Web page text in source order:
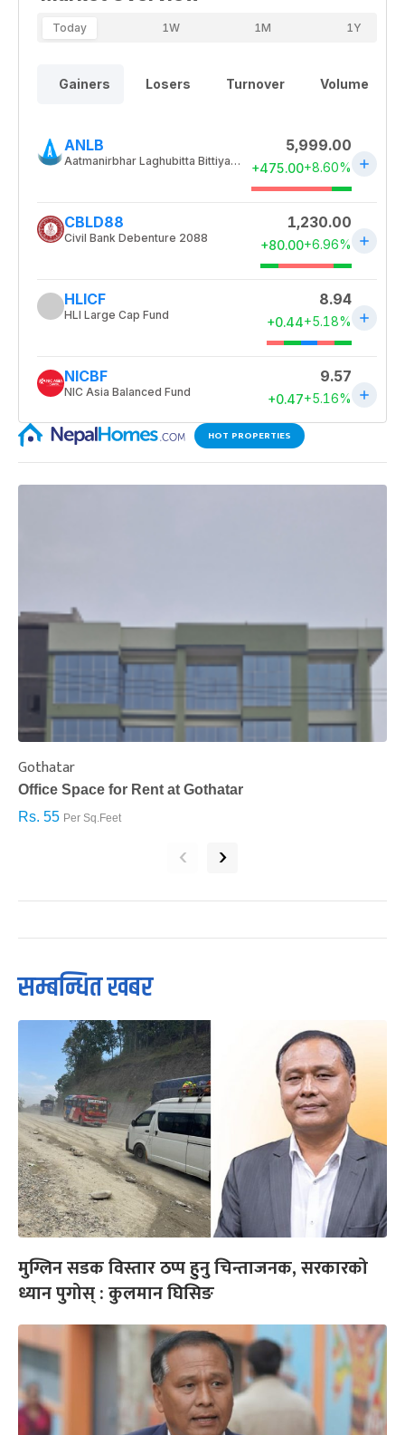
HOT PROPERTIES
Gothatar
Office Space for Rent at Gothatar
Rs. 55 Per Sq.Feet
‹ ›
सम्बन्धित खबर
मुग्लिन सडक विस्तार ठप्प हुनु चिन्ताजनक, सरकारको
ध्यान पुगोस् : कुलमान घिसिङ